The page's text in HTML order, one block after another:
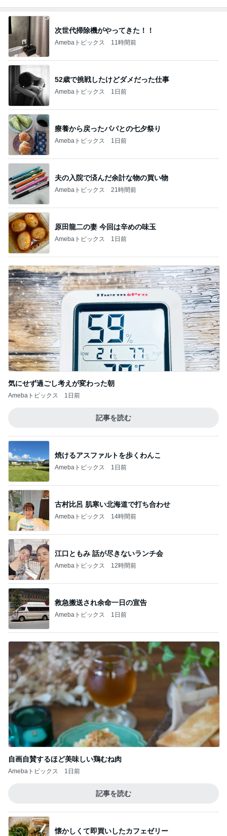
次世代掃除機がやってきた！！
Amebaトピックス 11時間前
52歳で挑戦したけどダメだった仕事
Amebaトピックス 1日前
療養から戻ったパパとの七夕祭り
Amebaトピックス 1日前
夫の入院で済んだ余計な物の買い物
Amebaトピックス 21時間前
原田龍二の妻 今回は辛めの味玉
Amebaトピックス 1日前
気にせず過ごし考えが変わった朝
Amebaトピックス 1日前
記事を読む
焼けるアスファルトを歩くわんこ
Amebaトピックス 1日前
古村比呂 肌寒い北海道で打ち合わせ
Amebaトピックス 14時間前
江口ともみ 話が尽きないランチ会
Amebaトピックス 12時間前
救急搬送され余命一日の宣告
Amebaトピックス 1日前
自画自賛するほど美味しい鶏むね肉
Amebaトピックス 1日前
記事を読む
懐かしくて即買いしたカフェゼリー